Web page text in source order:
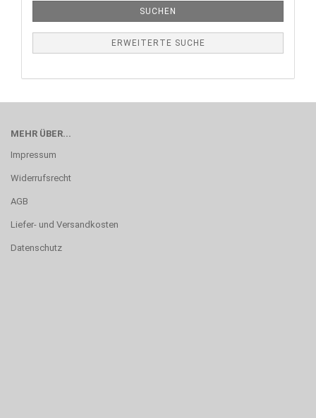
SUCHEN
ERWEITERTE SUCHE
MEHR ÜBER...
Impressum
Widerrufsrecht
AGB
Liefer- und Versandkosten
Datenschutz